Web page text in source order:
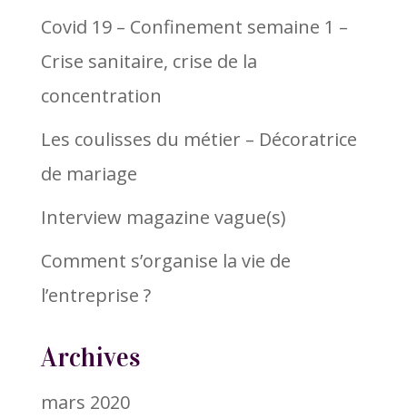
Covid 19 – Confinement semaine 1 –
Crise sanitaire, crise de la
concentration
Les coulisses du métier – Décoratrice
de mariage
Interview magazine vague(s)
Comment s’organise la vie de
l’entreprise ?
Archives
mars 2020